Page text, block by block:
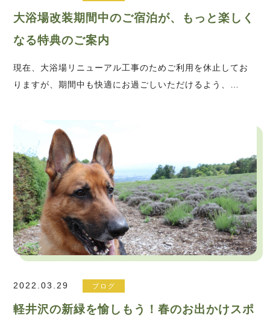
大浴場改装期間中のご宿泊が、もっと楽しく
なる特典のご案内
現在、大浴場リニューアル工事のためご利用を休止してお
りますが、期間中も快適にお過ごしいただけるよう、…
2022.03.29 ブログ
軽井沢の新緑を愉しもう！春のお出かけスポ